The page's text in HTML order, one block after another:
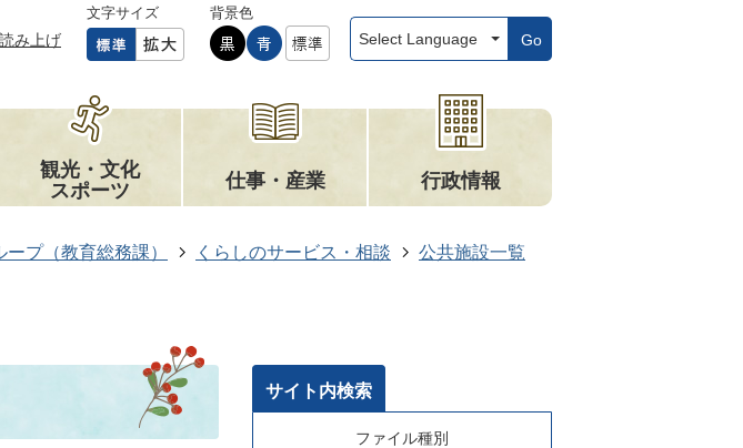
み上げ
文字サイズ
背景色
Go
観光・文化
スポーツ
仕事・産業 行政情報
プ（教育総務課） くらしのサービス・相談
公共施設一覧
サイト内検索
ファイル種別